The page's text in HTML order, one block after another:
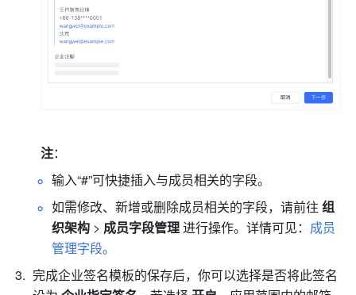
注：
输入“#”可快捷插入与成员相关的字段。
如需修改、新增或删除成员相关的字段，请前往 组
织架构 > 成员字段管理 进行操作。详情可见： 成员
管理字段。
完成企业签名模板的保存后，你可以选择是否将此签名